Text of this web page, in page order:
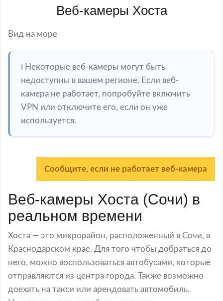
Веб-камеры Хоста
Вид на море
ℹ️ Некоторые веб-камеры могут быть
недоступны в вашем регионе. Если веб-
камера не работает, попробуйте включить
VPN или отключите его, если он уже
используется.
Сообщите, если не работает веб-камера
Веб-камеры Хоста (Сочи) в
реальном времени
Хоста — это микрорайон, расположенный в Сочи, в
Краснодарском крае. Для того чтобы добраться до
него, можно воспользоваться автобусами, которые
отправляются из центра города. Также возможно
доехать на такси или арендовать автомобиль.